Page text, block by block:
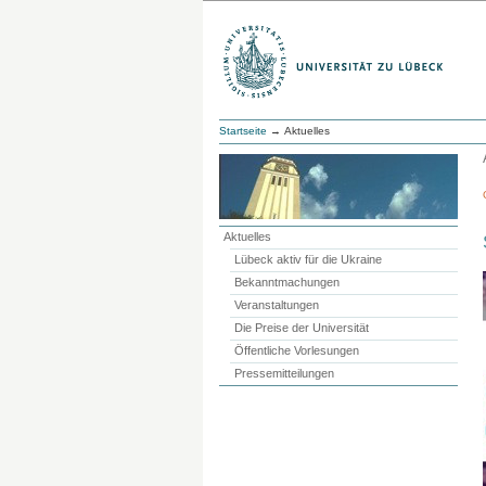
Startseite → Aktuelles
Aktuelles
Lübeck aktiv für die Ukraine
Bekanntmachungen
Veranstaltungen
Die Preise der Universität
Öffentliche Vorlesungen
Pressemitteilungen